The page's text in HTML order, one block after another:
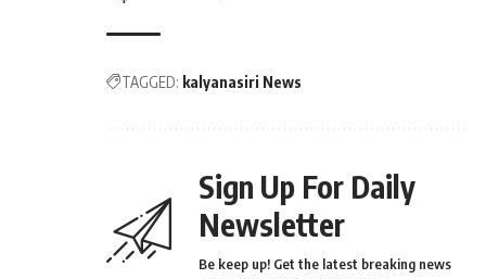
TAGGED: kalyanasiri News
Sign Up For Daily
Newsletter
Be keep up! Get the latest breaking news